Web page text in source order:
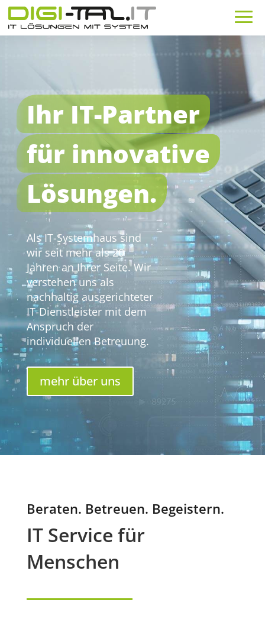
Ihr IT-Partner
für innovative
Lösungen.
Als IT-Systemhaus sind
wir seit mehr als 20
Jahren an Ihrer Seite. Wir
verstehen uns als
nachhaltig ausgerichteter
IT-Dienstleister mit dem
Anspruch der
individuellen Betreuung.
mehr über uns
Beraten. Betreuen. Begeistern.
IT Service für
Menschen